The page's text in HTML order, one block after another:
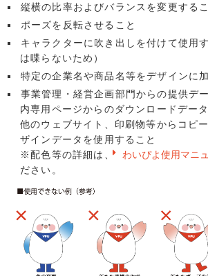
縦横の比率およびバランスを変更する
ポーズを反転させること
キャラクターに吹き出しを付けて使用
は喋らないため）
特定の企業名や商品名等をデザインに
事業管理・経営企画部門からの提供デ
内専用ページからのダウンロードデー
他のウェブサイト、印刷物等からコピ
ザインデータを使用すること
※配色等の詳細は、わいぴよ使用マニ
ださい。